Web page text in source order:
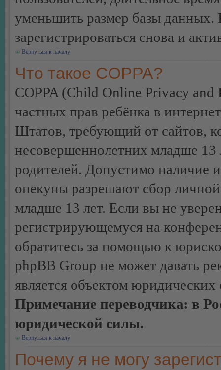
уменьшить размер базы данных.
зарегистрироваться снова и
Вернуться к началу
Что такое COPPA?
COPPA (Child Online Privacy
частных прав ребёнка в
Штатов, требующий от сайтов,
несовершеннолетних младше 13
родителей. Допустимо наличие
опекуны разрешают сбор
младше 13 лет. Если вы не
регистрирующемуся на
обратитесь за помощью к
phpBB Group не может давать
является объектом
Примечание переводчика: в
юридической силы.
Вернуться к началу
Почему я не могу